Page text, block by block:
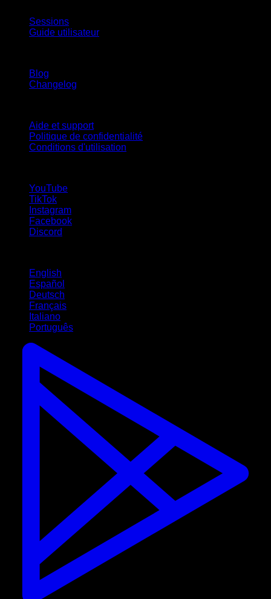
Sessions
Guide utilisateur
Blog
Changelog
Aide et support
Politique de confidentialité
Conditions d'utilisation
YouTube
TikTok
Instagram
Facebook
Discord
English
Español
Deutsch
Français
Italiano
Português